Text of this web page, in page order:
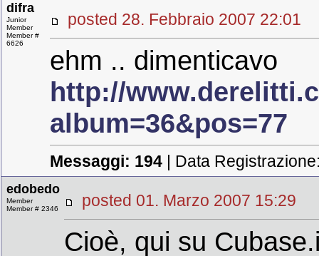
difra
Junior
Member
Member #
6626
posted 28. Febbraio 2007
ehm .. dimenticavo
http://
album=36&pos=77
Messaggi: 194 | Data
edobedo
Member
Member # 2346
posted 01. Marzo 2007
Cioè, qui su